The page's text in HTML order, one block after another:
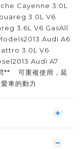
Cayenne 3.0L
3.0L V6
3.6L V6 GasAll
Audi A6
3.0L V6
Audi A7
** 可重複使用，延
車的動力